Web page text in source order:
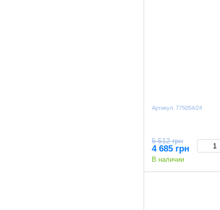
Артикул: 775054/24
5 512 грн
4 685 грн
В наличии